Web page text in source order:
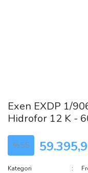
Exen EXDP 1/
Hidrofor 12 K -
%55
Kategori